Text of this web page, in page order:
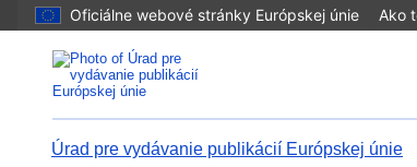
Oficiálne webové stránky Európskej únie Ako
Úrad pre vydávanie publikácií Európskej únie